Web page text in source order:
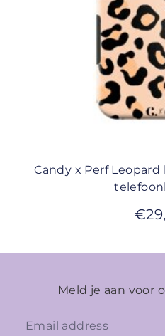
Candy x Perf
€
Meld je aan voor